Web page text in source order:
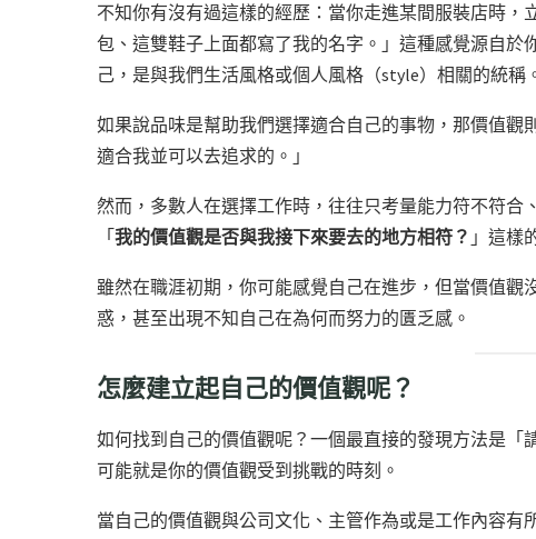
不知你有沒有過這樣的經歷：當你走進某間服裝店時
包、這雙鞋子上面都寫了我的名字。」這種感覺源自
己，是與我們生活風格或個人風格（style）相關的統稱
如果說品味是幫助我們選擇適合自己的事物，那價值
適合我並可以去追求的。」
然而，多數人在選擇工作時，往往只考量能力符不符
「 我的價值觀是否與我接下來要去的地方相符？ 」這樣
雖然在職涯初期，你可能感覺自己在進步，但當價值
惑，甚至出現不知自己在為何而努力的匱乏感。
怎麼建立起自己的價值觀呢？
如何找到自己的價值觀呢？一個最直接的發現方法是
可能就是你的價值觀受到挑戰的時刻。
當自己的價值觀與公司文化、主管作為或是工作內容